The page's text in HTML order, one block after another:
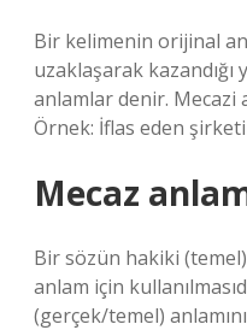
Bir kelimenin orijinal
uzaklaşarak kazandığı
anlamlar denir. Mecazi
Örnek: İflas eden
Mecaz
Bir sözün hakiki
anlam için
(gerçek/temel)